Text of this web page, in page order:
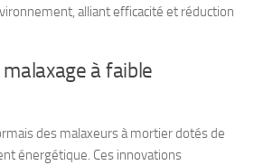
alliant efficacité et réduction
à faible
des malaxeurs à mortier dotés de
énergétique. Ces innovations